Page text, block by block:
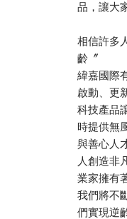
品，讓大
相信許多
齡〞
緯嘉國際
啟動、更
科技產品
時提供無
與善心人
人創造非
業家擁有
我們將不
們實現逆